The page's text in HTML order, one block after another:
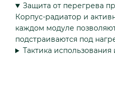
Защита от перегрева
Корпус-радиатор и
каждом модуле
подстраиваются под
Тактика использования